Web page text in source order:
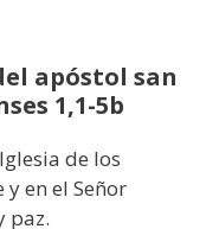
apóstol san
1,1-5b
de los
y en el Señor
paz.